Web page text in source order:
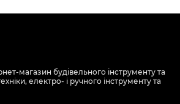
магазин будівельного інструменту та
електро- і ручного інструменту та